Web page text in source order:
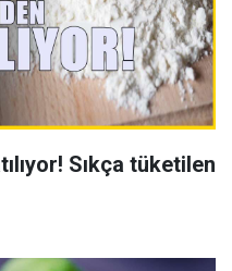
Sıkça tüketilen